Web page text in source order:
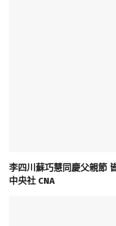
李四川蘇巧慧同慶父親節
中央社 CNA